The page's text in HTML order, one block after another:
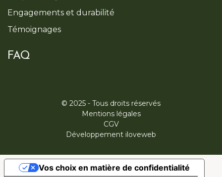
Engagements et durabilité
Témoignages
FAQ
© 2025 - Tous droits réservés
Mentions légales
CGV
Développement iloveweb
Vos choix en matière de confidentialité